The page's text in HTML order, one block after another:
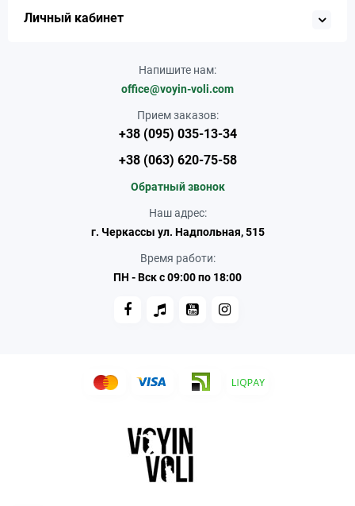
Личный кабинет
Напишите нам:
office@voyin-voli.com
Прием заказов:
+38 (095) 035-13-34
+38 (063) 620-75-58
Обратный звонок
Наш адрес:
г. Черкассы ул. Надпольная, 515
Время работи:
ПН - Вск с 09:00 по 18:00